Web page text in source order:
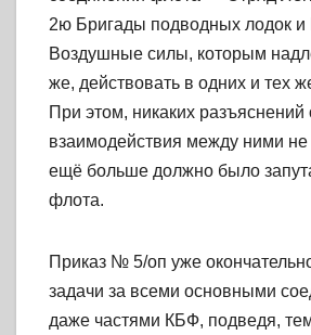
2ю Бригады подводных лодок и
Воздушные силы, которым
же, действовать в одних и тех
При этом, никаких разъяснений
взаимодействия между ними не
ещё больше должно было
флота.
Приказ № 5/оп уже
задачи за всеми основными
даже частями КБФ, подведя,